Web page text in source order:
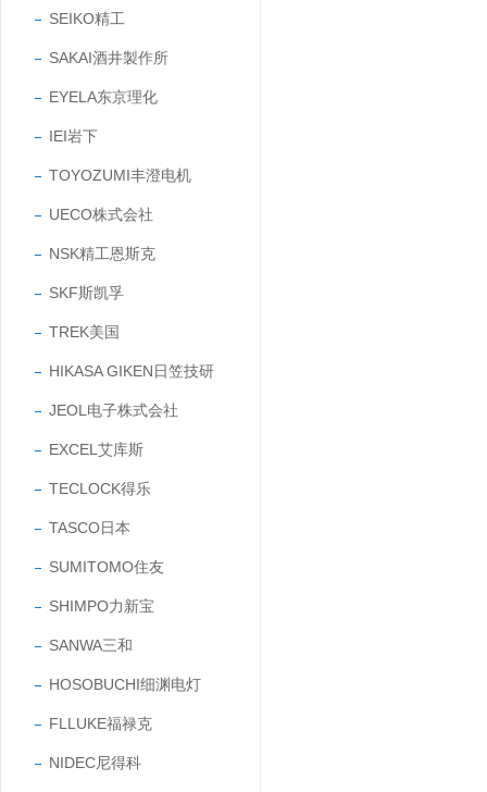
SEIKO精工
SAKAI酒井製作所
EYELA东京理化
IEI岩下
TOYOZUMI丰澄电机
UECO株式会社
NSK精工恩斯克
SKF斯凯孚
TREK美国
HIKASA GIKEN日笠技研
JEOL电子株式会社
EXCEL艾库斯
TECLOCK得乐
TASCO日本
SUMITOMO住友
SHIMPO力新宝
SANWA三和
HOSOBUCHI细渊电灯
FLLUKE福禄克
NIDEC尼得科